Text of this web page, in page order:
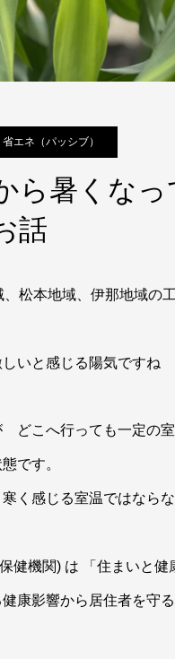
エネ（パッシブ）
ら暑くな
話
、松本地域、伊那地域の
いと感じる陽気ですね
どこへ行っても一定の
です。
く感じる室温ではならな
健機関) は 「住まいと健
康影響から居住者を守